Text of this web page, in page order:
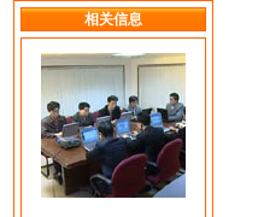
相关信息